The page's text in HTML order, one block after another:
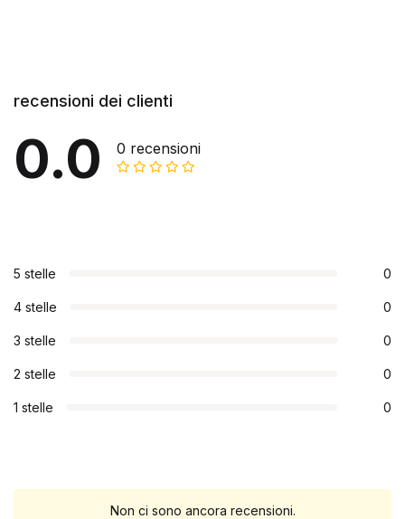
recensioni dei clienti
0.0 0 recensioni
5 stelle 0
4 stelle 0
3 stelle 0
2 stelle 0
1 stelle 0
Non ci sono ancora recensioni.